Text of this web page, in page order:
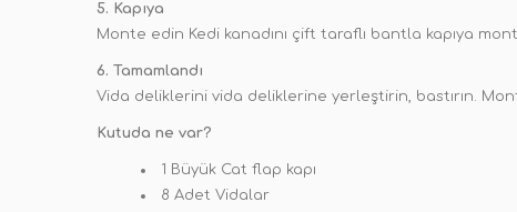
5. Kapıya
Monte edin Kedi kanadını çift taraflı bantla kapıya
6. Tamamlandı
Vida deliklerini vida deliklerine yerleştirin, bastırın.
Kutuda ne var?
1 Büyük Cat flap kapı
8 Adet Vidalar